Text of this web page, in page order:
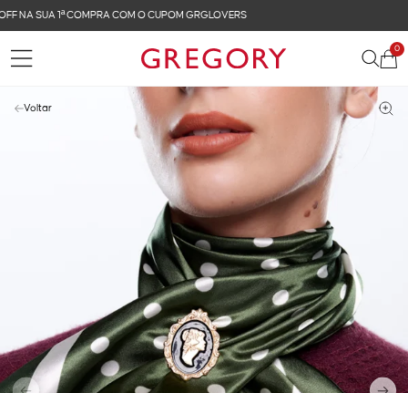
FRETE GRÁTIS NAS COMPRAS ACIMA DE R$ 899
0
Voltar